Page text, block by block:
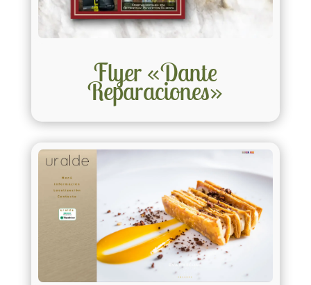
Flyer «Dante
Reparaciones»